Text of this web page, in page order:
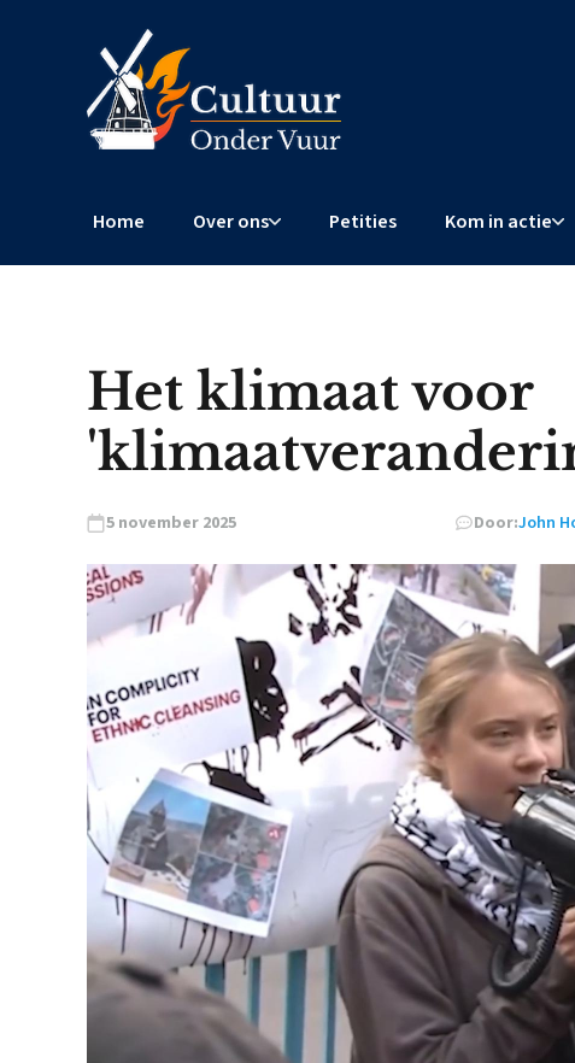
Home Over ons Petities Kom in actie
Het klimaat voor
5 november 2025 Door:John